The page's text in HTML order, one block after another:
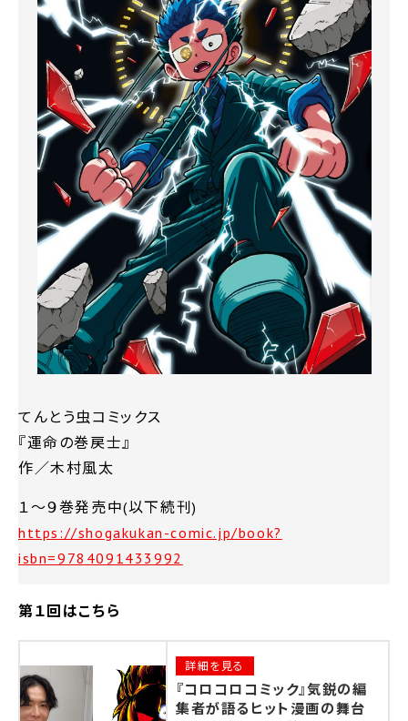
てんとう虫コミックス
『運命の巻戻士』
作／木村風太
１～９巻発売中(以下続刊)
https://shogakukan-comic.jp/book?
isbn=9784091433992
第１回はこちら
詳細を見る
『コロコロコミック』気鋭の編
集者が語るヒット漫画の舞台